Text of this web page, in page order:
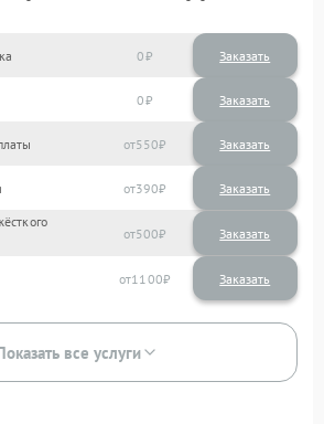
0 Заказать
0 Заказать
550
390
500
1100
все услуги